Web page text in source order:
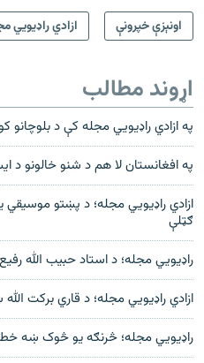
اونېزې خپرونې
ازادي راډیويي
اړوند مطالب
په ازادي راډیویي مجله کې د بلوچانو
په افغانستان لا هم د شنو خالونو د
ازادي راډیويي مجله؛ د پښتو
ګټلې
راډیویي مجله؛ د استاد حبیب الله
ازادي راډیويي مجله؛ د قاري برکت
راډیویي مجله؛ څرنګه یو څوک ښه